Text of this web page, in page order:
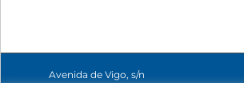
Avenida de Vigo, s/n